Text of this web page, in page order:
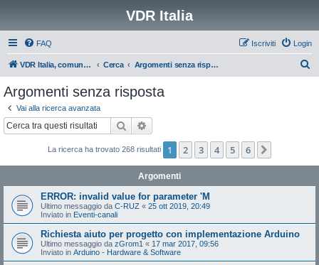
VDR Italia
FAQ Login
Iscriviti
VDR Italia, comunità italiana utilizzatori VDR Cerca Argomenti senza risposta
Argomenti senza risposta
Vai alla ricerca avanzata
Cerca
La ricerca ha trovato 268 risultati 1 2 3 4 5 6
Argomenti
ERROR: invalid value for parameter 'M
Ultimo messaggio da C-RUZ « 25 ott 2019, 20:49
Inviato in Eventi-canali
Richiesta aiuto per progetto con implementazione Arduino
Ultimo messaggio da zGrom1 « 17 mar 2017, 09:56
Inviato in Arduino - Hardware & Software